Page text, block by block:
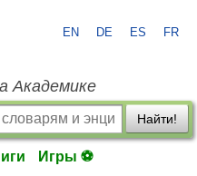
EN DE ES FR
Академике
Найти!
Игры ⚽